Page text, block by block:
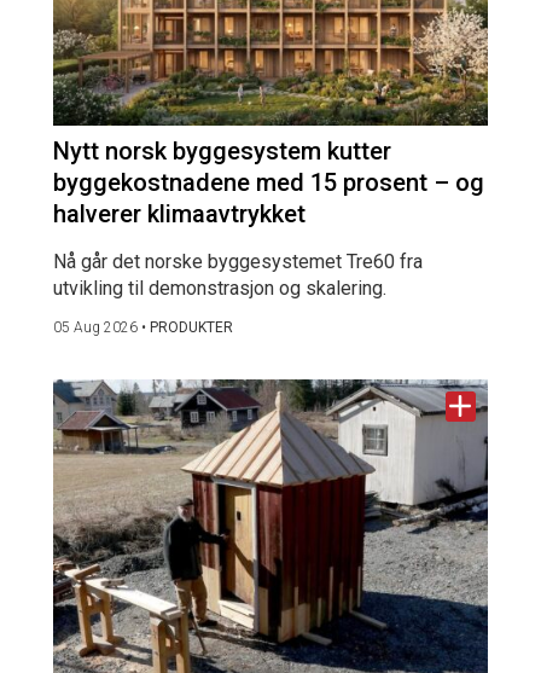
Nytt norsk byggesystem kutter
byggekostnadene med 15 prosent – og
halverer klimaavtrykket
Nå går det norske byggesystemet Tre60 fra
utvikling til demonstrasjon og skalering.
05 Aug 2026 • PRODUKTER